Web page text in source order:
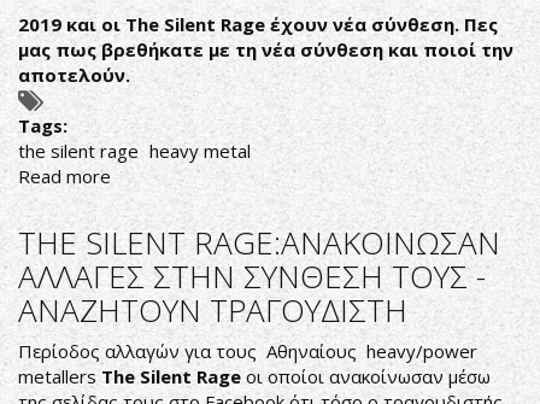
2019 και οιThe Silent Rageέχουν νέα σύνθεση. Πες
μας πως βρεθήκατε με τη νέα σύνθεση και ποιοί την
αποτελούν.
Tags:
the silent rage heavy metal
Read more about
THE
SILENT
RAGE
ΜΙΛΑΜΕ
ΜΕ
ΤΟ
ΝΙΚΟ
ΣΙΓΛΙΔΗ
THE SILENT RAGE:ΑΝΑΚΟΙΝΩΣΑΝ
ΑΛΛΑΓΕΣ ΣΤΗΝ ΣΥΝΘΕΣΗ ΤΟΥΣ -
ΑΝΑΖΗΤΟΥΝ ΤΡΑΓΟΥΔΙΣΤΗ
Περίοδος αλλαγών για τους Αθηναίους heavy/power
metallersThe Silent Rage οι οποίοι ανακοίνωσαν μέσω